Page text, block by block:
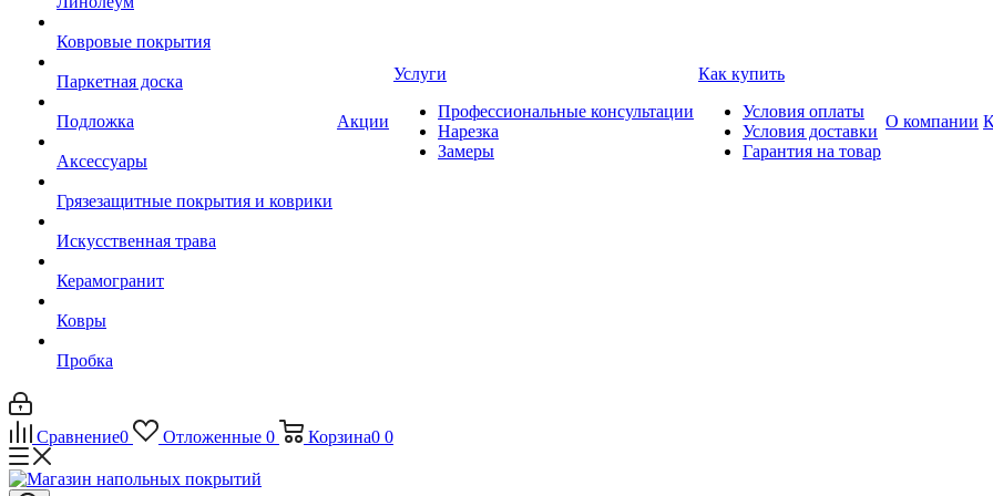
Ковровые покрытия
Паркетная доска
Подложка
Аксессуары
Грязезащитные покрытия и коврики
Искусственная трава
Керамогранит
Ковры
Пробка
Акции
Услуги
Профессиональные консультации
Нарезка
Замеры
Как купить
Условия оплаты
Условия доставки
Гарантия на товар
О компании
Сравнение0 Отложенные 0 Корзина0 0